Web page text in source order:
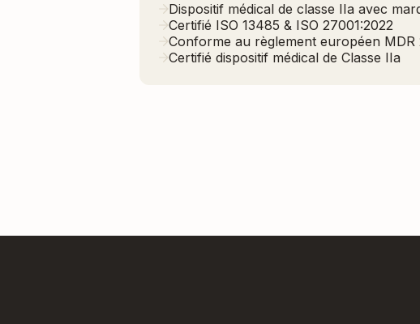
Dispositif médical de classe IIa avec
Certifié ISO 13485 & ISO 27001:2022
Conforme au règlement européen MDR
Certifié dispositif médical de Classe IIa